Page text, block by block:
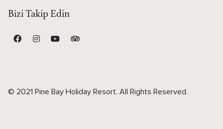
Bizi Takip Edin
© 2021 Pine Bay Holiday Resort. All Rights Reserved.